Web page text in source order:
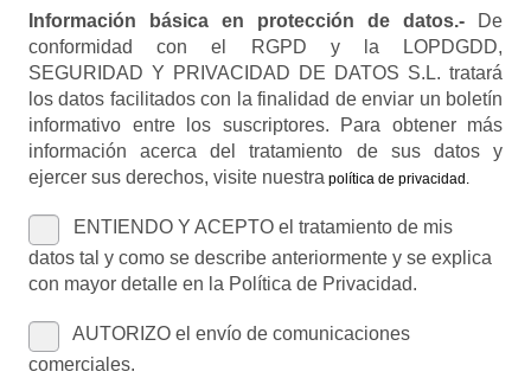
Información básica en protección de datos.- De
conformidad con el RGPD y la LOPDGDD,
SEGURIDAD Y PRIVACIDAD DE DATOS S.L. tratará
los datos facilitados con la finalidad de enviar un boletín
informativo entre los suscriptores. Para obtener más
información acerca del tratamiento de sus datos y
ejercer sus derechos, visite nuestra política de privacidad .
ENTIENDO Y ACEPTO el tratamiento de mis
datos tal y como se describe anteriormente y se explica
con mayor detalle en la Política de Privacidad.
AUTORIZO el envío de comunicaciones
comerciales.